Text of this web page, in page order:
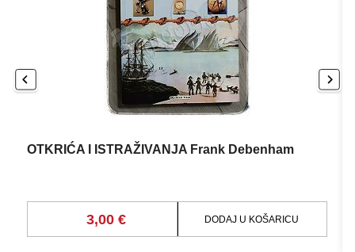
OTKRIĆA I ISTRAŽIVANJA Frank Debenham
3,00 € DODAJ U KOŠARICU